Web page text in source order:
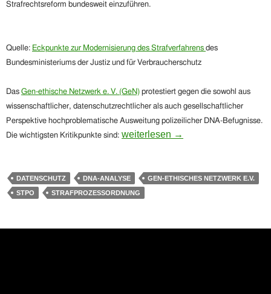
Strafrechtsreform bundesweit einzuführen.
Quelle: Eckpunkte zur Modernisierung des Strafverfahrens des
Bundesministeriums der Justiz und für Verbraucherschutz
Das Gen-ethische Netzwerk e. V. (GeN) protestiert gegen die sowohl aus
wissenschaftlicher, datenschutzrechtlicher als auch gesellschaftlicher
Perspektive hochproblematische Ausweitung polizeilicher DNA-Befugnisse.
Die wichtigsten Kritikpunkte sind: Gen-ethisches Netzwerk: Protest
weiterlesen →
DATENSCHUTZ DNA-ANALYSE
GEN-ETHISCHES NETZWERK E.V.
STPO
STRAFPROZESSORDNUNG